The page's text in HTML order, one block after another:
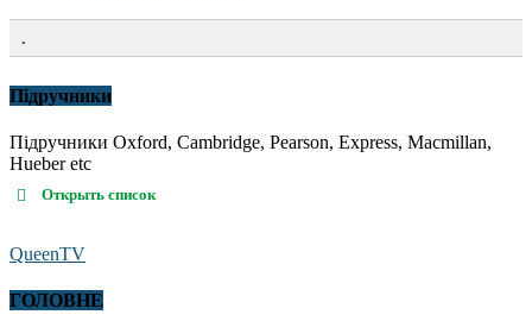
.
Підручники
Підручники Oxford, Cambridge, Pearson, Express, Macmillan,
Hueber etc
Открыть список
QueenTV
ГОЛОВНЕ